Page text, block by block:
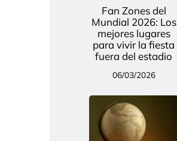
Fan Zones del
Mundial 2026: Los
mejores lugares
para vivir la fiesta
fuera del estadio
06/03/2026